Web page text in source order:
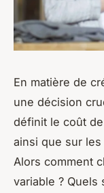
En matière de
une décision
définit le coût
ainsi que sur
Alors comment
variable ? Quels